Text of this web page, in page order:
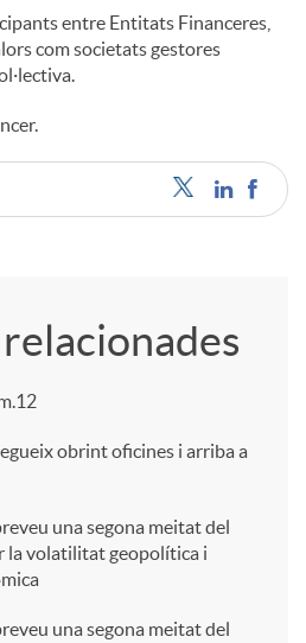
entre Entitats Financeres,
com societats gestores
obrint oficines i arriba a
una segona meitat del
la volatilitat geopolítica i
una segona meitat del